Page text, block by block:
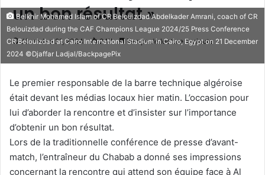
un bon résultat »
décembre 21, 2024 247 Temps de lecture 1 minute
Belkhir Mohamed Islam of CR Belouizdad Abdelkader Amrani, coach of CR
Belouizdad during the CAF Champions League 2024/25 Press Conference
CR Belouizdad at Cairo International Stadium in Cairo, Egypt on 21 December
2024 ©Djaffar Ladjal/BackpagePix
Le premier responsable de la barre technique algéroise
était devant les médias locaux hier matin. L’occasion pour
lui d’aborder la rencontre et d’insister sur l’importance
d’obtenir un bon résultat.
Lors de la traditionnelle conférence de presse d’avant-
match, l’entraîneur du Chabab a donné ses impressions
concernant la rencontre qui attend son équipe face à Al